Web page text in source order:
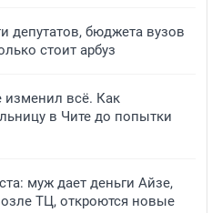
депутатов, бюджета вузов
стоит арбуз
изменил всё. Как
в Чите до попытки
муж дает деньги Айзе,
ТЦ, откроются новые